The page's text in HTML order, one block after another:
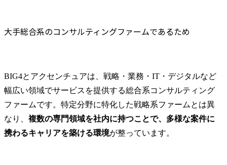
大手総合系のコンサルティングファームであるため
BIG4とアクセンチュアは、戦略・業務・IT・デジタルなど
幅広い領域でサービスを提供する総合系コンサルティング
ファームです。特定分野に特化した戦略系ファームとは異
なり、 複数の専門領域を社内に持つことで、多様な案件に
携わるキャリアを築ける環境が整っています。